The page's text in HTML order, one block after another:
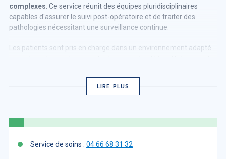
complexes . Ce service réunit des équipes pluridisciplinaires
capables d'assurer le suivi post-opératoire et de traiter des
pathologies nécessitant une surveillance continue.
Les patients sont pris en charge dans un environnement adapté
requis dans toute hospitalisation chirurgicale ou nécessitant des
LIRE PLUS
Service de soins : 04 66 68 31 32